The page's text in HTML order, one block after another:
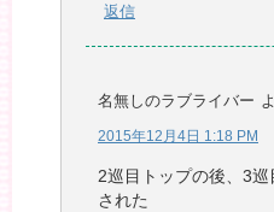
返信
名無しのラブライバー
2015年12月4日 1:18 PM
2巡目トップの後、3
された